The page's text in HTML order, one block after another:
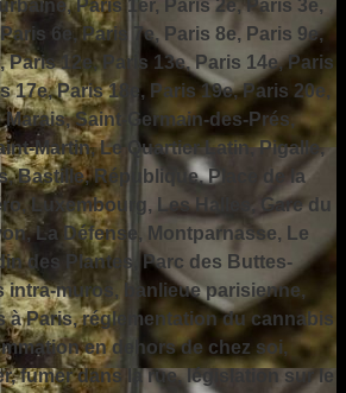
Paris 1er, Paris 2e, Paris 3e,
6e, Paris 7e, Paris 8e, Paris 9e,
Paris 12e, Paris 13e, Paris 14e, Paris
17e, Paris 18e, Paris 19e, Paris 20e,
Saint-Germain-des-Prés,
Martin, Le Quartier Latin, Pigalle,
Bastille, République, Place de la
Luxembourg, Les Halles, Gare du
La Défense, Montparnasse, Le
des Plantes, Parc des Buttes-
intra-muros, banlieue parisienne,
Paris, réglementation du cannabis
en dehors de chez soi,
fumer dans la rue, législation sur le